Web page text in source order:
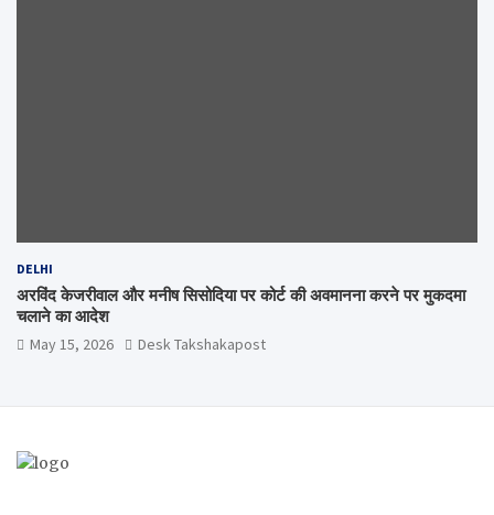
DELHI
अरविंद केजरीवाल और मनीष सिसोदिया पर कोर्ट की अवमानना करने पर मुकदमा
चलाने का आदेश
May 15, 2026 Desk Takshakapost